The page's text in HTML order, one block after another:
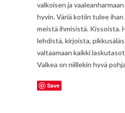
valkoisen ja
hyvin. Väriä kotiin tulee
meistä ihmisistä. Kissoista.
lehdistä, kirjoista,
valtaamaan kaikki
Valkea on niillekin hyvä
Save